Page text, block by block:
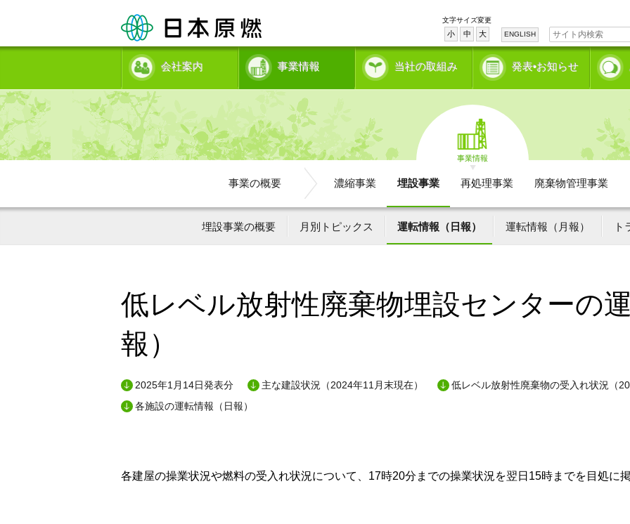
文字サイズ変更
小 中 大 ENGLISH
会社案内 事業情報 当社の取組み 発表•お知らせ
事業情報
事業の概要 濃縮事業 埋設事業 再処理事業 廃棄物管理事業
埋設事業の概要 月別トピックス 運転情報（日報） 運転情報（月報） ト
低レベル放射性廃棄物埋設センターの
報）
2025年1月14日発表分 主な建設状況（2024年11月末現在）
低レベル放射性廃棄物の受入れ状況（
各施設の運転情報（日報）
各建屋の操業状況や燃料の受入れ状況について、17時20分までの操業状況を翌日15時までを目処に